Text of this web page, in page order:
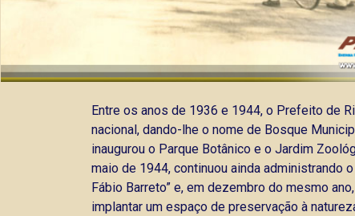
Entre os anos de 1936 e 1944, o Prefeito de
nacional, dando-lhe o nome de Bosque
inaugurou o Parque Botânico e o Jardim
maio de 1944, continuou ainda administrando
Fábio Barreto” e, em dezembro do mesmo
implantar um espaço de preservação à